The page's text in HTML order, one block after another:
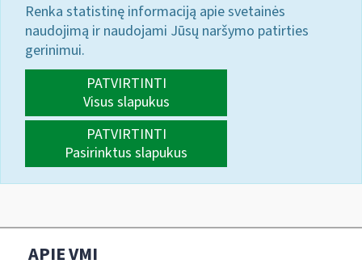
Renka statistinę informaciją apie svetainės
naudojimą ir naudojami Jūsų naršymo patirties
gerinimui.
PATVIRTINTI
Visus slapukus
PATVIRTINTI
Pasirinktus slapukus
APIE VMI